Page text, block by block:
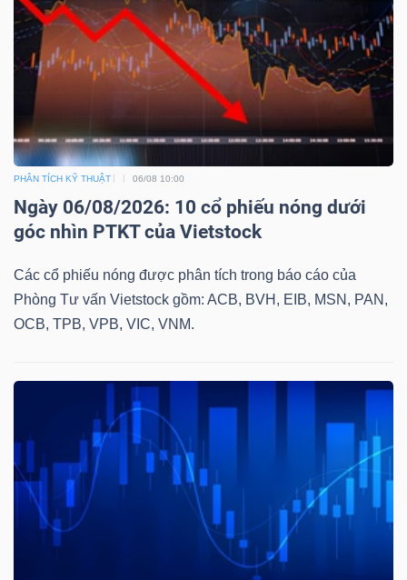
PHÂN TÍCH KỸ THUẬT 06/08 10:00
Ngày 06/08/2026: 10 cổ phiếu nóng dưới
góc nhìn PTKT của Vietstock
Các cổ phiếu nóng được phân tích trong báo cáo của
Phòng Tư vấn Vietstock gồm: ACB, BVH, EIB, MSN, PAN,
OCB, TPB, VPB, VIC, VNM.